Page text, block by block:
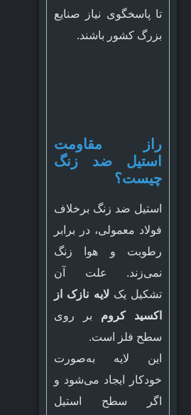
تا پاسخگوی نیاز صنایع
بزرگ کشور باشند.
راز مقاومت
استیل ضد زنگ
چیست؟
استیل ضد زنگ برخلاف
فولاد معمولی، در برابر
رطوبت و هوا زنگ
نمی‌زند. علت آن
تشکیل یکلایه نازک از
اکسید کروم بر روی
سطح فلز است.
این لایه به‌صورت
خودکار ایجاد می‌شود و
اگر سطح استیل